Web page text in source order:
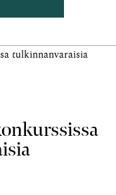
tulkinnanvaraisia